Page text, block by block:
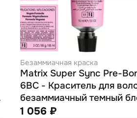
Безаммиачная краска
Matrix Super Sync Pre-
6BC - Краситель для
безаммиачный темный
коричнево-медный 90мл
1 056 ₽